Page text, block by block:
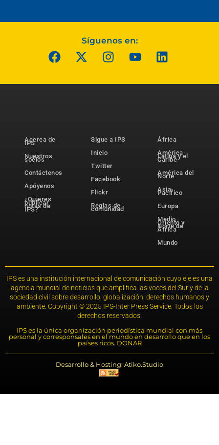
Síguenos en:
Acerca de
IPS
Nuestros
socios
Contáctenos
Apóyenos
¿Quieres
publicar
notas de
IPS?
Sigue a IPS
Inicio
Twitter
Facebook
Flickr
Reglas de
comunidad
África
América
Latina y el
Caribe
América del
Norte
Asia-
Pacífico
Europa
Medio
Oriente y
Norte de
África
Mundo
IPS es una institución internacional de comunicación cuyo eje es una
agencia mundial de noticias que amplifica las voces del Sur y de la
sociedad civil sobre desarrollo, globalización, derechos humanos y
ambiente. Copyright © 2025 IPS-Inter Press Service. Todos los
derechos reservados.
IPS es la única organización periodística mundial con más
personal y corresponsales en el mundo en desarrollo que en los
países ricos. DONAR
Desarrollo & Hosting: Atiko.Studio